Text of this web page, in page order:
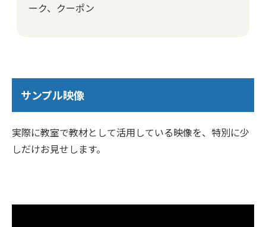
ーク、クーポン
サンプル映像
実際に教室で教材として活用している映像を、特別に少
しだけお見せします。